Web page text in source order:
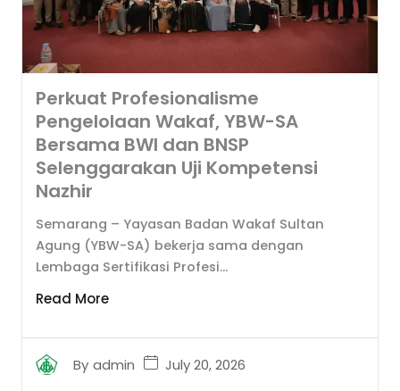
Perkuat Profesionalisme
Pengelolaan Wakaf, YBW-SA
Bersama BWI dan BNSP
Selenggarakan Uji Kompetensi
Nazhir
By admin July 20, 2026
Semarang – Yayasan Badan Wakaf Sultan
Agung (YBW-SA) bekerja sama dengan
Lembaga Sertifikasi Profesi...
Read More